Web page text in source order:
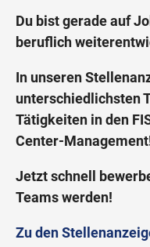
Du bist gerade auf
beruflich
In unseren
unterschiedlichsten
Tätigkeiten in den
Center-
Jetzt schnell
Teams werden!
Zu den